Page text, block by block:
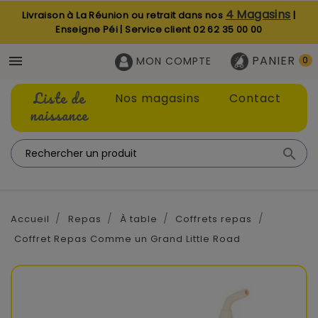
Livraison à La Réunion ou retrait dans nos 4 Magasins |
Enseigne Péi | Service client02 62 35 00 00
 PANIER 0
MON COMPTE
Liste de
naissance
Nos magasins Contact

Accueil Repas À table
Coffrets repas
Coffret Repas Comme un Grand Little Road